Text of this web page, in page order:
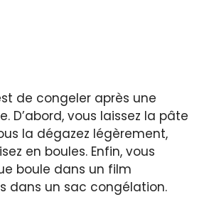
de congeler après une
D’abord, vous laissez la pâte
la dégazez légèrement,
en boules. Enfin, vous
boule dans un film
dans un sac congélation.